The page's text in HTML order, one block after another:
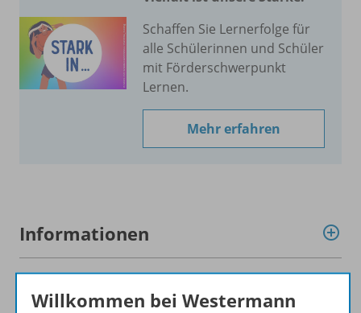
Schaffen Sie Lernerfolge für
alle Schülerinnen und Schüler
mit Förderschwerpunkt
Lernen.
Mehr erfahren
Informationen
Lernstufe 5 und 6
Willkommen bei Westermann